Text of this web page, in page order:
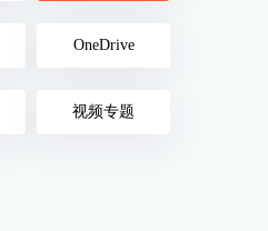
OneDrive
视频专题